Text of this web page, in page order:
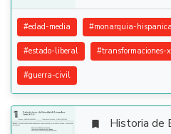
#edad-media #monarquia-hispanica
#estado-liberal #transformaciones-
#guerra-civil
 Historia de